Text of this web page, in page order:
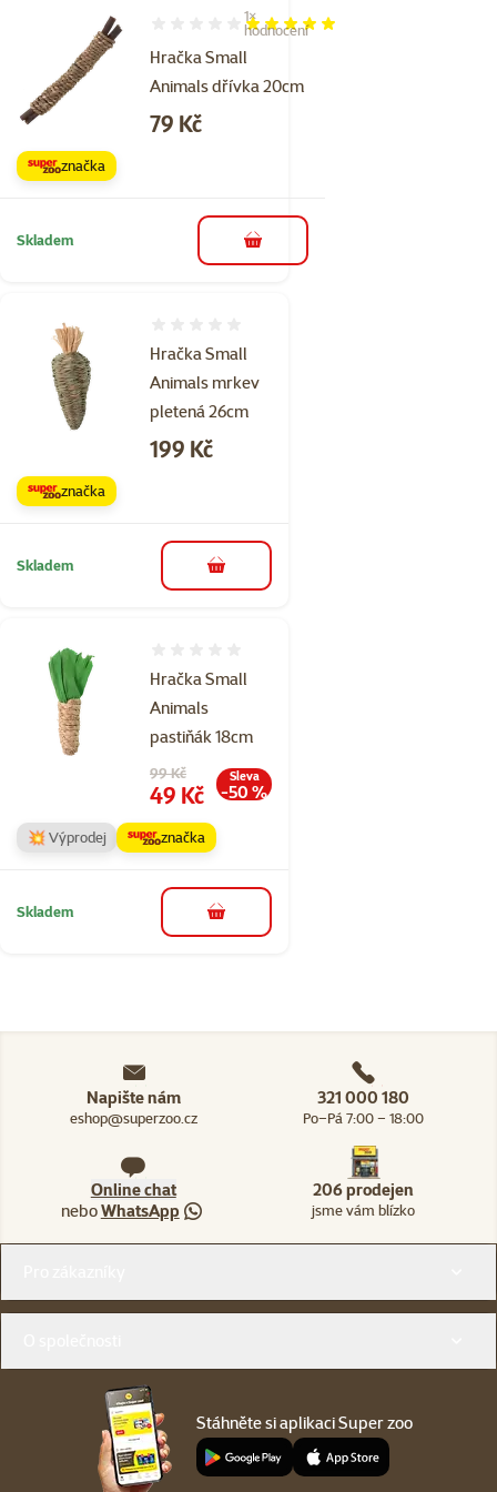
Hračka Small
Animals dřívka 20cm
Hodnocení 100%, počet hodnocení: 1
1×
hodnocení
Cena
79 Kč
značka
Skladem do košíku
Hračka Small
Animals mrkev
pletená 26cm
Cena
199 Kč
značka
Skladem do košíku
Hračka Small
Animals
pastiňák 18cm
Původní cena
99 Kč
Cena
49 Kč
Sleva
-50 %
💥 Výprodej značka
Skladem do košíku
Napište nám
eshop@superzoo.cz
321 000 180
Po–Pá 7:00 – 18:00
Online chat
neboWhatsApp
206 prodejen
jsme vám blízko
Stáhněte si aplikaci Super zoo